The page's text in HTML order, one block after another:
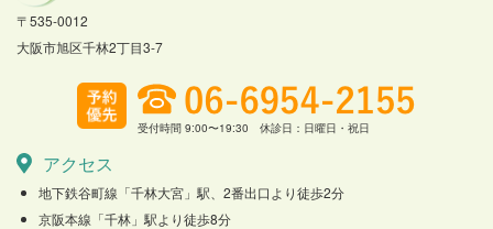
〒535-0012
大阪市旭区千林2丁目3-7
受付時間 9:00〜19:30 休診日：日曜日・祝日
アクセス
地下鉄谷町線「千林大宮」駅、2番出口より徒歩2分
京阪本線「千林」駅より徒歩8分